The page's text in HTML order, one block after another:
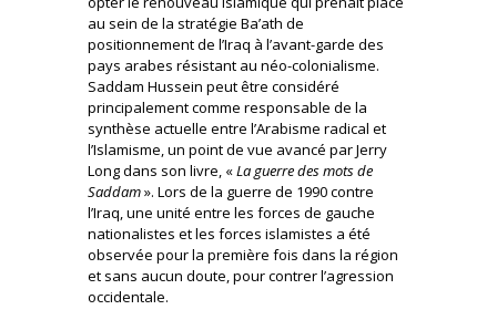
au sein de la stratégie Ba’ath de
positionnement de l’Iraq à l’avant-garde des
pays arabes résistant au néo-colonialisme.
Saddam Hussein peut être considéré
principalement comme responsable de la
synthèse actuelle entre l’Arabisme radical et
l’Islamisme, un point de vue avancé par Jerry
Long dans son livre, «La guerre des mots de
Saddam». Lors de la guerre de 1990 contre
l’Iraq, une unité entre les forces de gauche
nationalistes et les forces islamistes a été
observée pour la première fois dans la région
et sans aucun doute, pour contrer l’agression
occidentale.